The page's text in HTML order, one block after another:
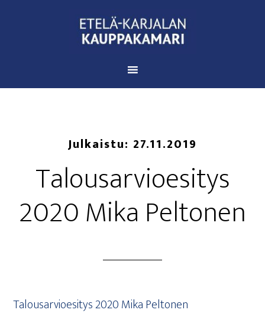
Julkaistu: 27.11.2019
Talous­ar­vio­esi­tys
2020 Mika Peltonen
Talous­ar­vio­esi­tys 2020 Mika Peltonen